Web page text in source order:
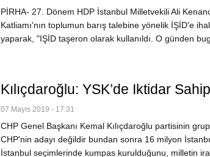
PİRHA- 27. Dönem HDP İstanbul Milletvekili Ali
Katliamı'nın toplumun barış talebine yönelik İŞİD'e
yaparak, "IŞİD taşeron olarak kullanıldı. O günden
Kılıçdaroğlu: YSK’de Iktidar
07 Mayıs 2019 - 17:31
CHP Genel Başkanı Kemal Kılıçdaroğlu partisinin
CHP'nin adayı değildir bundan sonra 16 milyon
İstanbul seçimlerinde kumpas kurulduğunu, milletin